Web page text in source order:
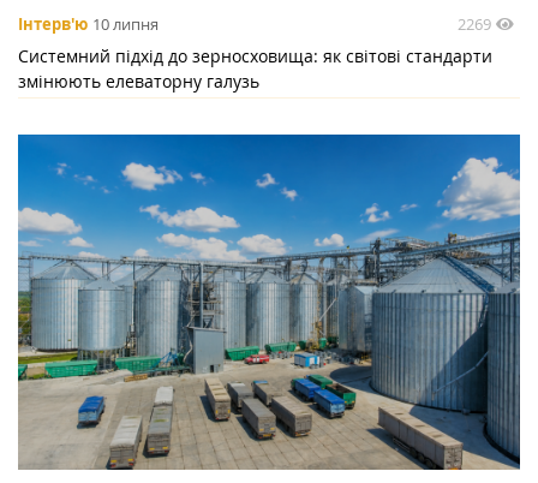
Інтерв'ю 10 липня 2269
Системний підхід до зерносховища: як світові стандарти
змінюють елеваторну галузь